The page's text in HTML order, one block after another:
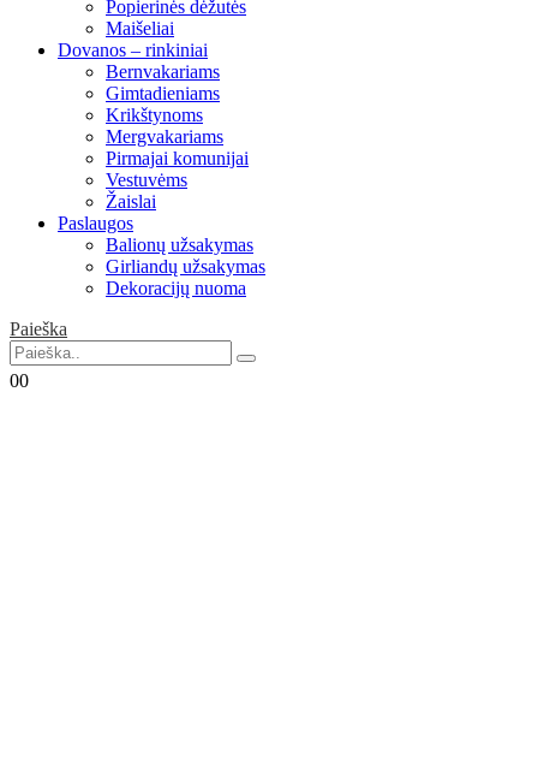
Popierinės dėžutės
Maišeliai
Dovanos – rinkiniai
Bernvakariams
Gimtadieniams
Krikštynoms
Mergvakariams
Pirmajai komunijai
Vestuvėms
Žaislai
Paslaugos
Balionų užsakymas
Girliandų užsakymas
Dekoracijų nuoma
Paieška
00